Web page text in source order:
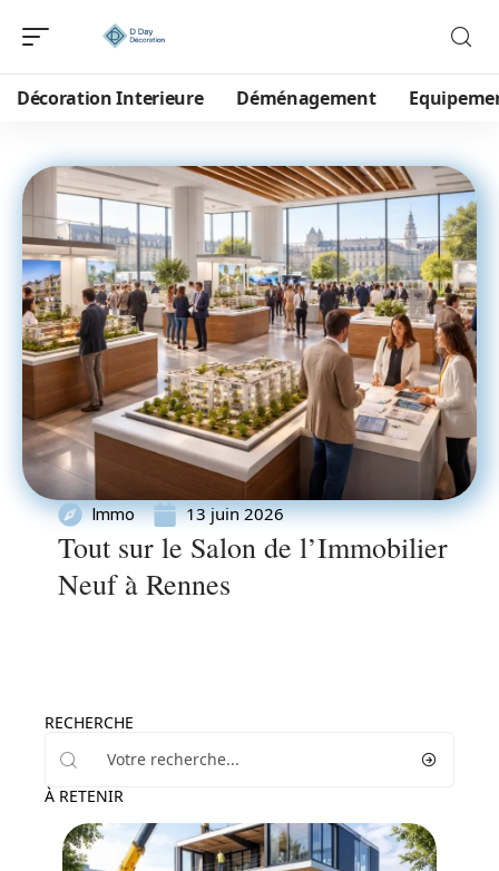
Décoration Interieure Déménagement
Immo 13 juin 2026
Tout sur le Salon de l’Immobilier
Neuf à Rennes
RECHERCHE
À RETENIR